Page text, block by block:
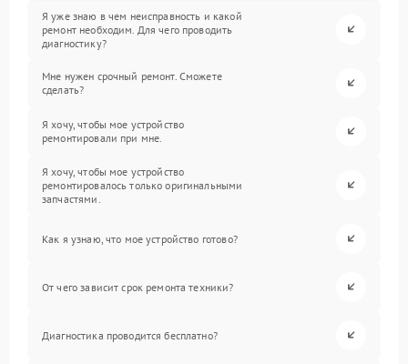
Я уже знаю в чем неисправность и какой
ремонт необходим. Для чего проводить
диагностику?
Мне нужен срочный ремонт. Сможете
сделать?
Я хочу, чтобы мое устройство
ремонтировали при мне.
Я хочу, чтобы мое устройство
ремонтировалось только оригинальными
запчастями.
Как я узнаю, что мое устройство готово?
От чего зависит срок ремонта техники?
Диагностика проводится бесплатно?